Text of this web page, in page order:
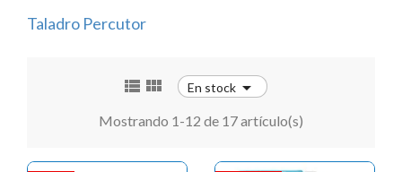
Taladro Percutor
  En stock 
Mostrando 1-12 de 17 artículo(s)